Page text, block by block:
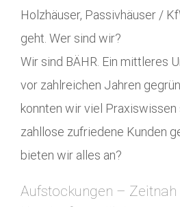
Holzhäuser, Passivhäuser /
geht. Wer sind wir?
Wir sind BÄHR. Ein mittleres
vor zahlreichen Jahren
konnten wir viel Praxiswissen
zahllose zufriedene Kunden
bieten wir alles an?
Aufstockungen – Zeitnah